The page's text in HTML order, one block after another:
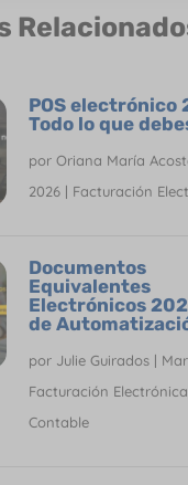
POS electrónico
Todo lo que
por Oriana María
2026| Facturación
Documentos
Equivalentes
Electrónicos
de
por Julie Guirados|
Facturación Electrónica
Contable